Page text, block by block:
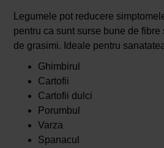
Legumele pot reducere
pentru ca sunt surse bune de
de grasimi. Ideale pentru
Ghimbirul
Cartofii
Cartofii dulci
Porumbul
Varza
Spanacul